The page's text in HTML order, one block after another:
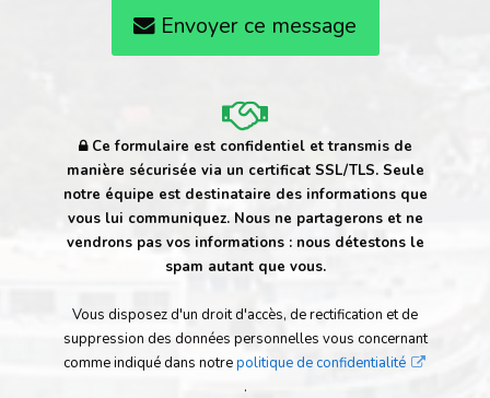
Envoyer ce message
Ce formulaire est confidentiel et transmis de
manière sécurisée via un certificat SSL/TLS. Seule
notre équipe est destinataire des informations que
vous lui communiquez. Nous ne partagerons et ne
vendrons pas vos informations : nous détestons le
spam autant que vous.
Vous disposez d'un droit d'accès, de rectification et de
suppression des données personnelles vous concernant
comme indiqué dans notrepolitique de confidentialité
.